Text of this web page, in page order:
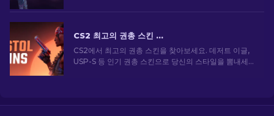
CS2 최고의 권총 스킨 [2026]
CS2에서 최고의 권총 스킨을 찾아보세요. 데저트 이글,
USP-S 등 인기 권총 스킨으로 당신의 스타일을 뽐내세